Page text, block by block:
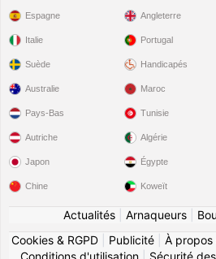
Espagne
Italie
Suède
Angleterre
Portugal
Handicapés
Australie
Pays-Bas
Autriche
Japon
Chine
Maroc
Tunisie
Algérie
Égypte
Koweït
Actualités| Arnaqueurs|
Cookies & RGPD
Publicité À propos
Conditions d'utilisation| Sécurité